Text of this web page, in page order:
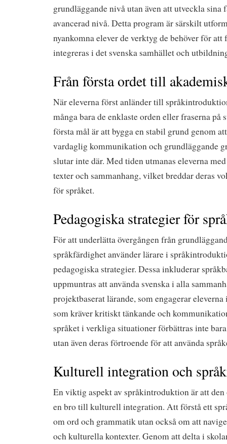
grundläggande nivå utan även att utveckla
avancerad nivå. Detta program är särskilt
nyankomna elever de verktyg de behöver för
integreras i det svenska samhället och
Från första ordet till
När eleverna först anländer till
många bara de enklaste orden eller fraserna på
första mål är att bygga en stabil grund genom
vardaglig kommunikation och grundläggande
slutar inte där. Med tiden utmanas eleverna
texter och sammanhang, vilket breddar deras
för språket.
Pedagogiska strategier för
För att underlätta övergången från
språkfärdighet använder lärare i
pedagogiska strategier. Dessa inkluderar
uppmuntras att använda svenska i alla
projektbaserat lärande, som engagerar
som kräver kritiskt tänkande och
språket i verkliga situationer förbättras inte
utan även deras förtroende för att använda
Kulturell integration och
En viktig aspekt av språkintroduktion är att den
en bro till kulturell integration. Att förstå ett
om ord och grammatik utan också om att
och kulturella kontexter. Genom att delta i